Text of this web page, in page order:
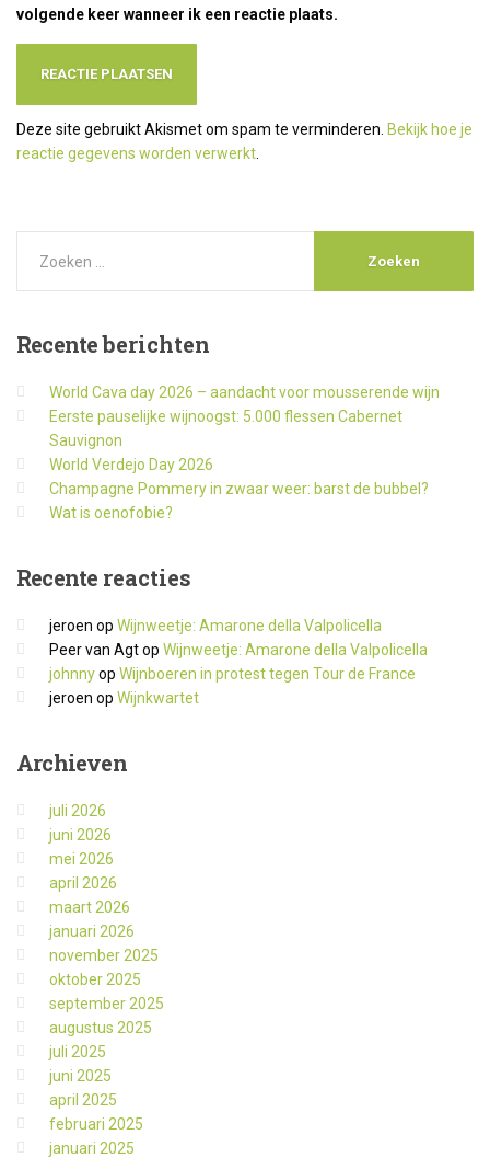
volgende keer wanneer ik een reactie plaats.
Deze site gebruikt Akismet om spam te verminderen. Bekijk hoe je
reactie gegevens worden verwerkt
Recenteberichten
World Cava day 2026 – aandacht voor mousserende wijn
Eerste pauselijke wijnoogst: 5.000 flessen Cabernet
Sauvignon
World Verdejo Day 2026
Champagne Pommery in zwaar weer: barst de bubbel?
Wat is oenofobie?
Recente reacties
jeroen op Wijnweetje: Amarone della Valpolicella
Peer van Agtop Wijnweetje: Amarone della Valpolicella
johnnyop Wijnboeren in protest tegen Tour de France
jeroen op Wijnkwartet
Archieven
juli 2026
juni 2026
mei 2026
april 2026
maart 2026
januari 2026
november 2025
oktober 2025
september 2025
augustus 2025
juli 2025
juni 2025
april 2025
februari 2025
januari 2025